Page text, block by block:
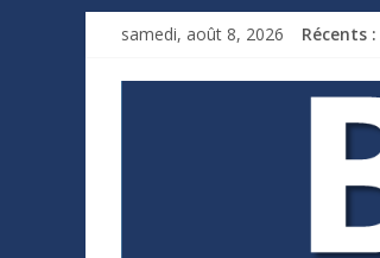
samedi, août 8, 2026 Récents :